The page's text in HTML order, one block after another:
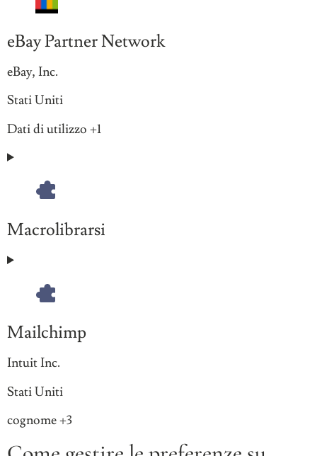
eBay Partner Network
Azienda:
eBay, Inc.
Luogo
trattamento:
Stati Uniti
Dati
trattati:
Dati di utilizzo +1
Macrolibrarsi
Mailchimp
Azienda:
Intuit Inc.
Luogo
trattamento:
Stati Uniti
Dati
cognome +3